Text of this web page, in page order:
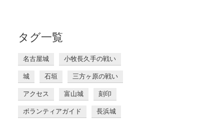
タグ一覧
名古屋城 小牧長久手の戦い
城 石垣 三方ヶ原の戦い
アクセス 富山城 刻印
ボランティアガイド 長浜城